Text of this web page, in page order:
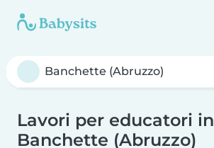
Lavori per educatori in
Banchette (Abruzzo)